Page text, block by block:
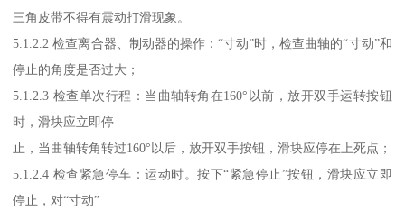
三角皮带不得有震动打滑现象。
5.1.2.2 检查离合器、制动器的操作：“寸动”时，检查曲轴的“寸动”和
停止的角度是否过大；
5.1.2.3 检查单次行程：当曲轴转角在160°以前，放开双手运转按钮
时，滑块应立即停
止，当曲轴转角转过160°以后，放开双手按钮，滑块应停在上死点；
5.1.2.4 检查紧急停车：运动时。按下“紧急停止”按钮，滑块应立即
停止，对“寸动”